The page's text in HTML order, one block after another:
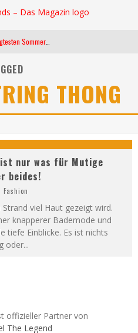
Weiblichkeit
Kann unsere Ernährung das biologische Altern verlangsamen?
THONG
nur was für Mutige
beides!
Fashion
viel Haut gezeigt wird.
knapperer Bademode und
tiefe Einblicke. Es ist nichts
oder...
offizieller Partner von